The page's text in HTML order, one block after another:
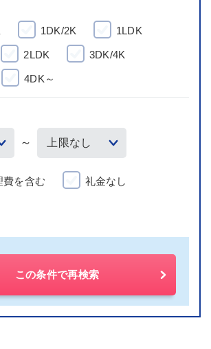
1DK/2K 1LDK
2LDK 3DK/4K
4DK～
～
費を含む 礼金なし
この条件で再検索